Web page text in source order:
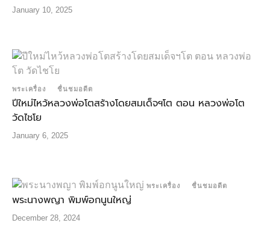
January 10, 2025
พระเครื่อง ชื่นชมอดีต
ปีใหม่ไหว้หลวงพ่อโตสร้างโดยสมเด็จฯโต ตอน หลวงพ่อโต
วัดไชโย
January 6, 2025
พระเครื่อง ชื่นชมอดีต
พระนางพญา พิมพ์อกนูนใหญ่
December 28, 2024